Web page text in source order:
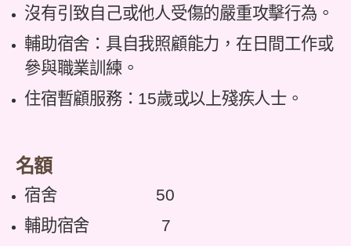
沒有引致自己或他人受傷的嚴重攻擊行為。
輔助宿舍：具自我照顧能力，在日間工作或
參與職業訓練。
住宿暫顧服務：15歲或以上殘疾人士。
名額
宿舍 50
輔助宿舍 7